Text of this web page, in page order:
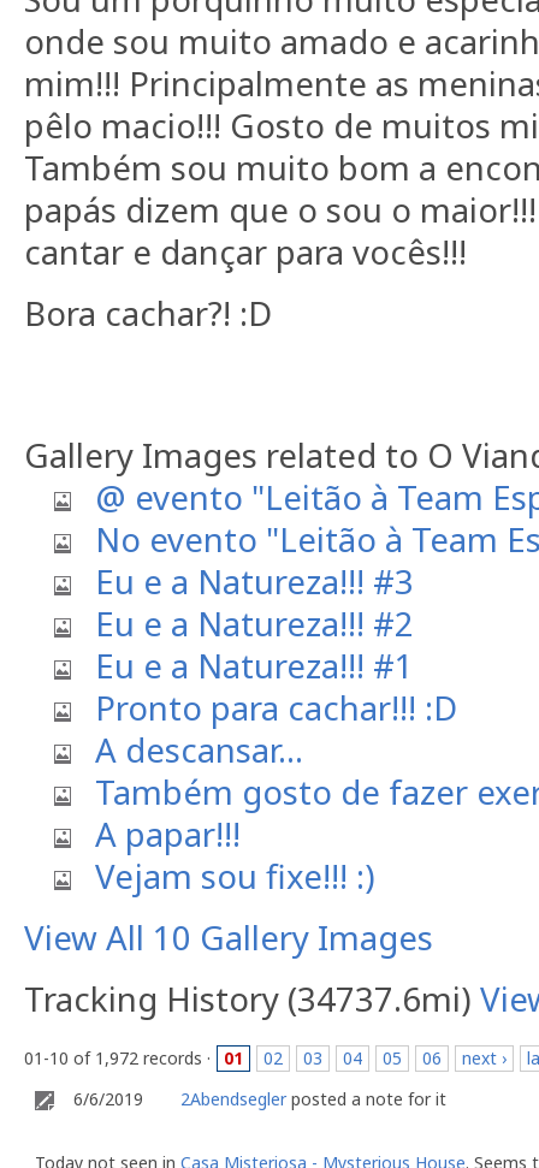
onde sou muito amado e
mim!!! Principalmente as
pêlo macio!!! Gosto de muitos
Também sou muito bom a
papás dizem que o sou o
cantar e dançar para vocês!!!
Bora cachar?! :D
Gallery Images related to O
@ evento "Leitão à Team
No evento "Leitão à Team
Eu e a Natureza!!! #3
Eu e a Natureza!!! #2
Eu e a Natureza!!! #1
Pronto para cachar!!! :D
A descansar...
Também gosto de fazer
A papar!!!
Vejam sou fixe!!! :)
View All 10 Gallery Images
Tracking History (34737.6mi)
01-10 of 1,972 records · 01 02 03 04 05 06 next ›
6/6/2019
2Abendseglerposted a note for it
Today not seen in Casa Misteriosa - Mysterious House. Seems